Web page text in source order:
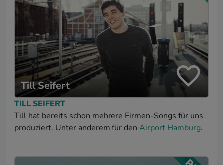
Till Seifert
TILL SEIFERT
Till hat bereits schon mehrere Firmen-Songs für uns
produziert. Unter anderem für den Airport Hamburg.